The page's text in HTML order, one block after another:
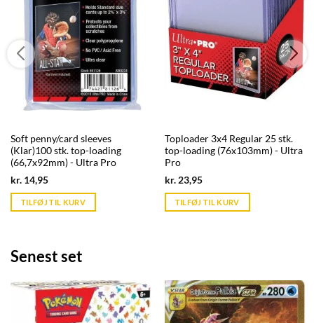
Soft penny/card sleeves
(Klar)100 stk. top-loading
(66,7x92mm) - Ultra Pro
kr. 14,95Current
is:
kr. 39,95.
TILFØJ TIL KURV
Toploader 3x4 Regular 25 stk.
top-loading (76x103mm) - Ultra
Pro
kr.23,95Current
is:
kr. 39,95.
TILFØJ TIL KURV
Senest set